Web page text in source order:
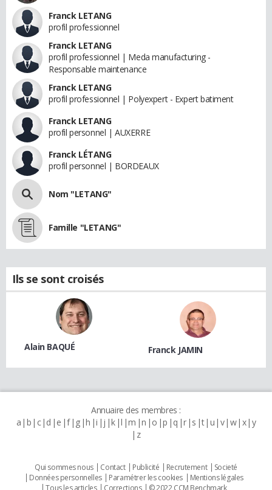
Franck LETANG
profil professionnel
Franck LETANG
profil professionnel | Meda manufacturing -
Responsable maintenance
Franck LETANG
profil professionnel | Polyexpert - Expert batiment
Franck LETANG
profil personnel | AUXERRE
Franck LÉTANG
profil personnel | BORDEAUX
Nom "LETANG"
Famille "LETANG"
Ils se sont croisés
Alain BAQUÉ Franck JAMIN
Annuaire des membres :
a b c d e f g h i j k l m n o p q r s t u v w x y
z
Qui sommes nous Contact Publicité Recrutement
Societé
Données personnelles
Paramétrer les cookies
Mentions légales
Tous les articles
Corrections © 2022 CCM Benchmark